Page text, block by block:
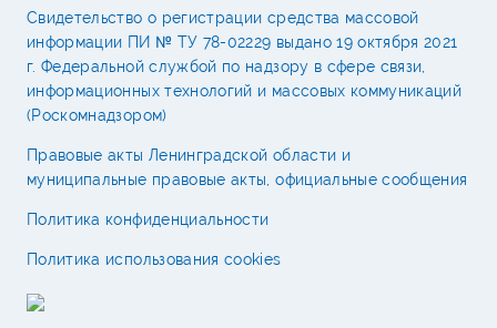
Свидетельство о регистрации средства массовой
информации ПИ № ТУ 78-02229 выдано 19 октября 2021
г. Федеральной службой по надзору в сфере связи,
информационных технологий и массовых коммуникаций
(Роскомнадзором)
Правовые акты Ленинградской области и
муниципальные правовые акты, официальные сообщения
Политика конфиденциальности
Политика использования cookies